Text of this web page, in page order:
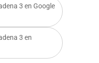
3 en Google
3 en